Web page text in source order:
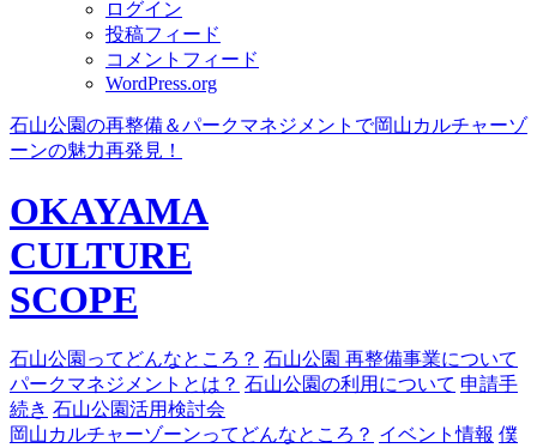
ログイン
投稿フィード
コメントフィード
WordPress.org
石山公園の再整備＆パークマネジメントで岡山カルチャーゾ
ーンの魅力再発見！
OKAYAMA
CULTURE
SCOPE
石山公園ってどんなところ？ 石山公園 再整備事業について
パークマネジメントとは？ 石山公園の利用について 申請手
続き 石山公園活用検討会
岡山カルチャーゾーンってどんなところ？ イベント情報 僕